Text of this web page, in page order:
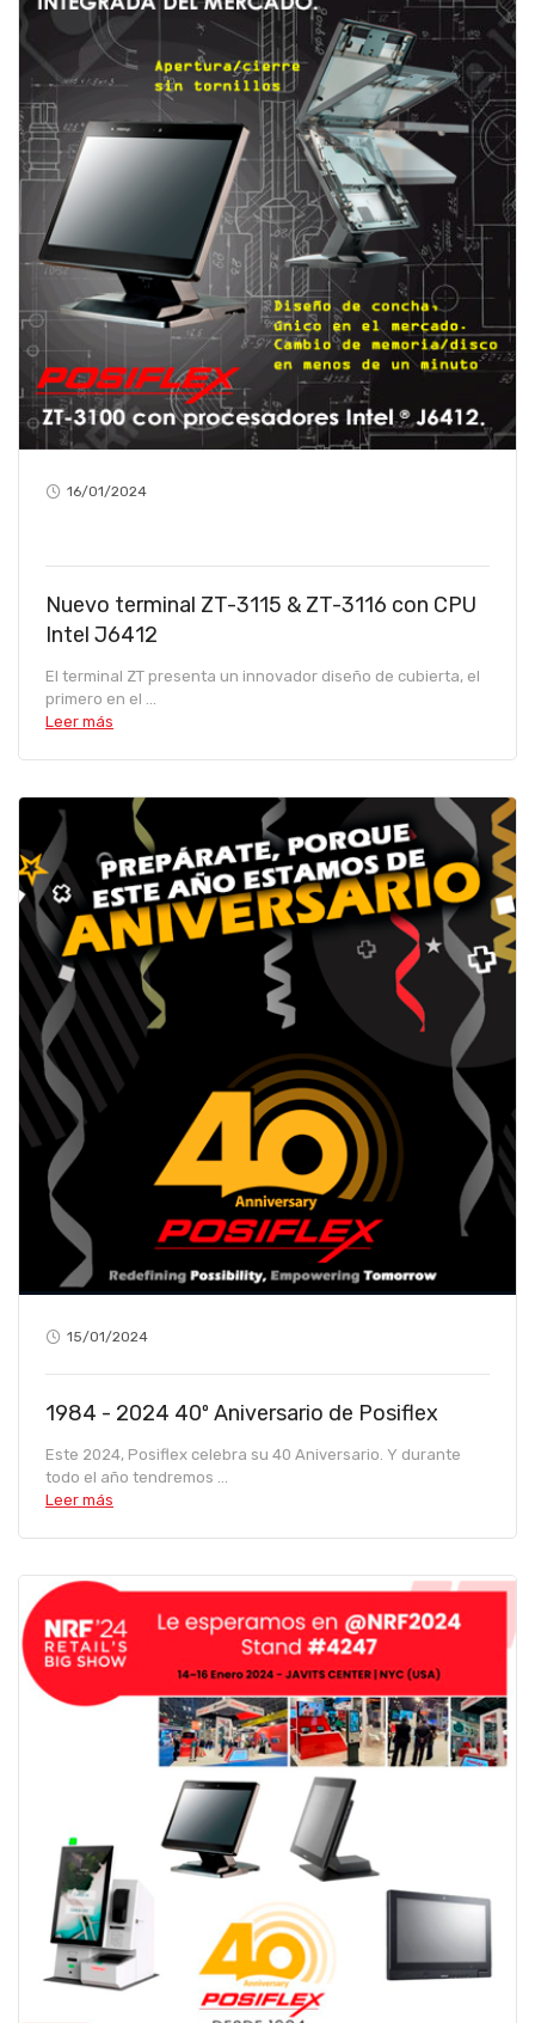
16/01/2024
Nuevo terminal ZT-3115 & ZT-3116 con CPU
Intel J6412
El terminal ZT presenta un innovador diseño de cubierta, el
primero en el ...
Leer más
15/01/2024
1984 - 2024 40º Aniversario de Posiflex
Este 2024, Posiflex celebra su 40 Aniversario. Y durante
todo el año tendremos ...
Leer más